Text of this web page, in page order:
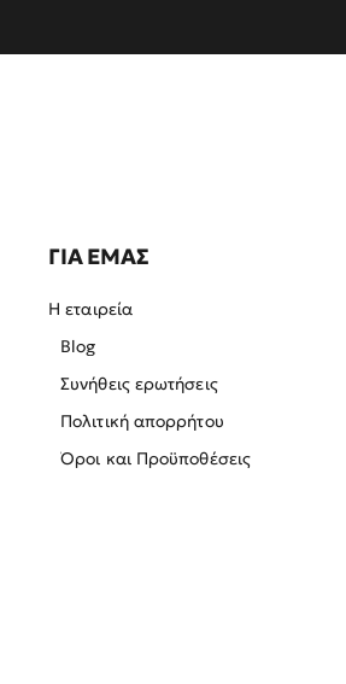
ΓΙΑ ΕΜΑΣ
Η εταιρεία
Blog
Συνήθεις ερωτήσεις
Πολιτική απορρήτου
Όροι και Προϋποθέσεις